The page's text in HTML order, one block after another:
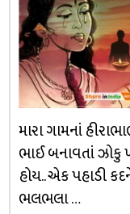
મારા ગામનાં
ભાઈ બનાવતાં ઝોકુ
હોય.. એક પહાડી
ભલભલા …